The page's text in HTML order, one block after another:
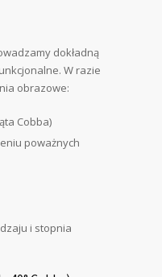
dokładną
W razie
obrazowe:
Cobba)
poważnych
i stopnia